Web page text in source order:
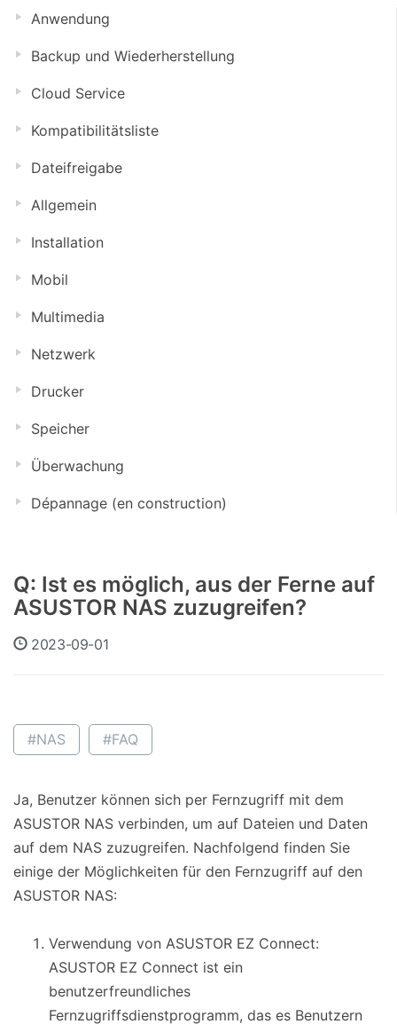
Anwendung
Backup und Wiederherstellung
Cloud Service
Kompatibilitätsliste
Dateifreigabe
Allgemein
Installation
Mobil
Multimedia
Netzwerk
Drucker
Speicher
Überwachung
Dépannage (en construction)
Q: Ist es möglich, aus der Ferne auf
ASUSTOR NAS zuzugreifen?
2023-09-01
#NAS #FAQ
Ja, Benutzer können sich per Fernzugriff mit dem
ASUSTOR NAS verbinden, um auf Dateien und Daten
auf dem NAS zuzugreifen. Nachfolgend finden Sie
einige der Möglichkeiten für den Fernzugriff auf den
ASUSTOR NAS:
Verwendung von ASUSTOR EZ Connect:
ASUSTOR EZ Connect ist ein
benutzerfreundliches
Fernzugriffsdienstprogramm, das es Benutzern